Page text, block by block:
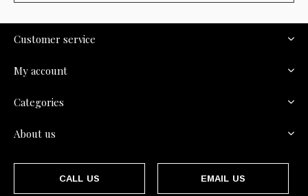
Customer service
My account
Categories
About us
CALL US EMAIL US